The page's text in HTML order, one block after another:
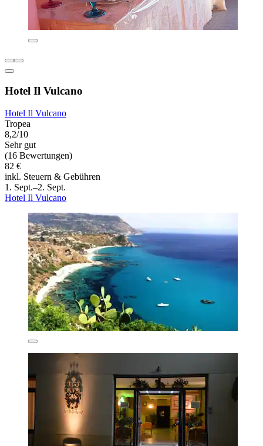
Hotel Il Vulcano
Hotel Il Vulcano
Tropea
8,2/10
Sehr gut
(16 Bewertungen)
82 €
inkl. Steuern & Gebühren
1. Sept.–2. Sept.
Hotel Il Vulcano